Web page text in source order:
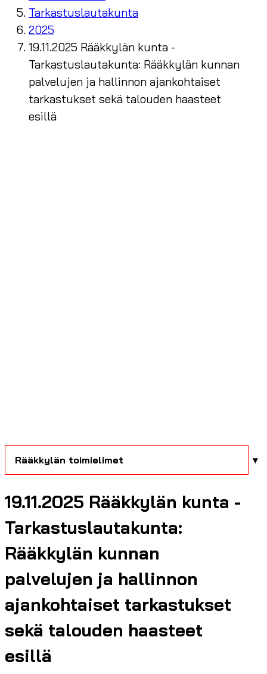
Tarkastuslautakunta
2025
19.11.2025 Rääkkylän kunta -
Tarkastuslautakunta: Rääkkylän kunnan
palvelujen ja hallinnon ajankohtaiset
tarkastukset sekä talouden haasteet
esillä
Rääkkylän toimielimet
19.11.2025 Rääkkylän kunta -
Tarkastuslautakunta:
Rääkkylän kunnan
palvelujen ja hallinnon
ajankohtaiset tarkastukset
sekä talouden haasteet
esillä